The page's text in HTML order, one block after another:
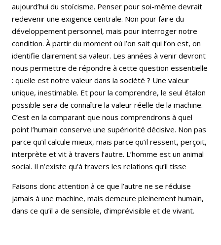
aujourd’hui du stoïcisme. Penser pour soi-même devrait
redevenir une exigence centrale. Non pour faire du
développement personnel, mais pour interroger notre
condition. À partir du moment où l’on sait qui l’on est, on
identifie clairement sa valeur. Les années à venir devront
nous permettre de répondre à cette question essentielle
: quelle est notre valeur dans la société ? Une valeur
unique, inestimable. Et pour la comprendre, le seul étalon
possible sera de connaître la valeur réelle de la machine.
C’est en la comparant que nous comprendrons à quel
point l’humain conserve une supériorité décisive. Non pas
parce qu’il calcule mieux, mais parce qu’il ressent, perçoit,
interprète et vit à travers l’autre. L’homme est un animal
social. Il n’existe qu’à travers les relations qu’il tisse
Faisons donc attention à ce que l’autre ne se réduise
jamais à une machine, mais demeure pleinement humain,
dans ce qu’il a de sensible, d’imprévisible et de vivant.